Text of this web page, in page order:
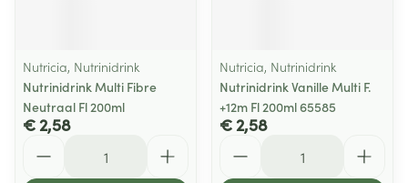
Nutricia, Nutrinidrink
Nutrinidrink Multi Fibre
Neutraal Fl 200ml
€ 2,58
Nutricia, Nutrinidrink
Nutrinidrink Vanille Multi F.
+12m Fl 200ml 65585
€ 2,58